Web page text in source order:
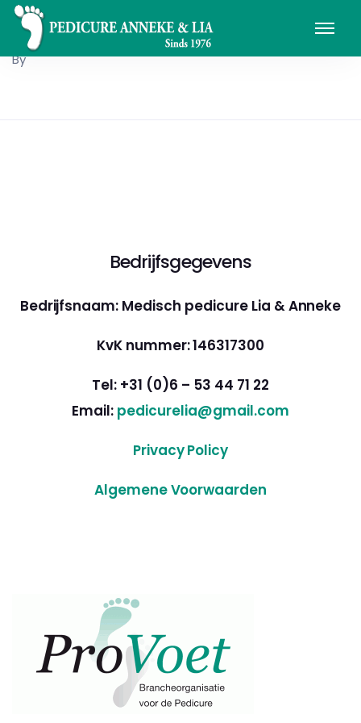
By
Bedrijfsgegevens
Bedrijfsnaam: Medisch pedicure Lia & Anneke
KvK nummer: 146317300
Tel: +31 (0)6 – 53 44 71 22
Email: pedicurelia@gmail.com
Privacy Policy
Algemene Voorwaarden